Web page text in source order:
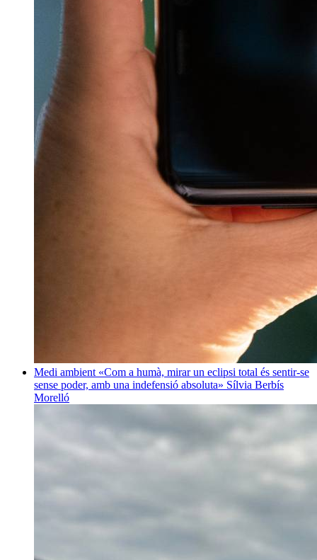
Medi ambient «Com a humà, mirar un eclipsi total és sentir-se
sense poder, amb una indefensió absoluta» Sílvia Berbís
Morelló